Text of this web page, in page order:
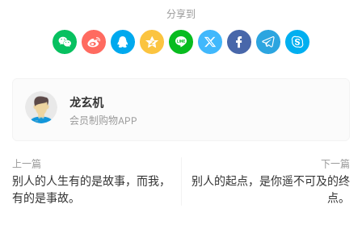
分享到
        
龙玄机
会员制购物APP
上一篇
别人的人生有的是故事，而我，
有的是事故。
下一篇
别人的起点，是你遥不可及的终
点。